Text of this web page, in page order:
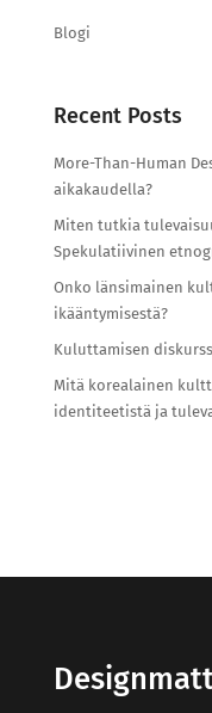
Blogi
Recent Posts
More-Than-Human
aikakaudella?
Miten tutkia
Spekulatiivinen
Onko länsimainen
ikääntymisestä?
Kuluttamisen
Mitä korealainen
identiteetistä ja